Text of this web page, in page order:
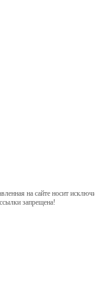
на сайте носит
запрещена!